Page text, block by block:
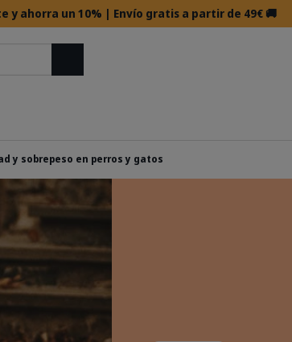
y ahorra un 10% | Envío gratis a partir de 49€ 🚚
y sobrepeso en perros y gatos